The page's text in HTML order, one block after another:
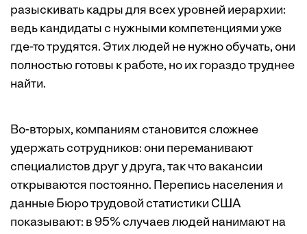
разыскивать кадры для всех уровней иерархии:
ведь кандидаты с нужными компетенциями уже
где-то трудятся. Этих людей не нужно обучать, они
полностью готовы к работе, но их гораздо труднее
найти.
Во-вторых, компаниям становится сложнее
удержать сотрудников: они переманивают
специалистов друг у друга, так что вакансии
открываются постоянно. Перепись населения и
данные Бюро трудовой статистики США
показывают: в 95% случаев людей нанимают на